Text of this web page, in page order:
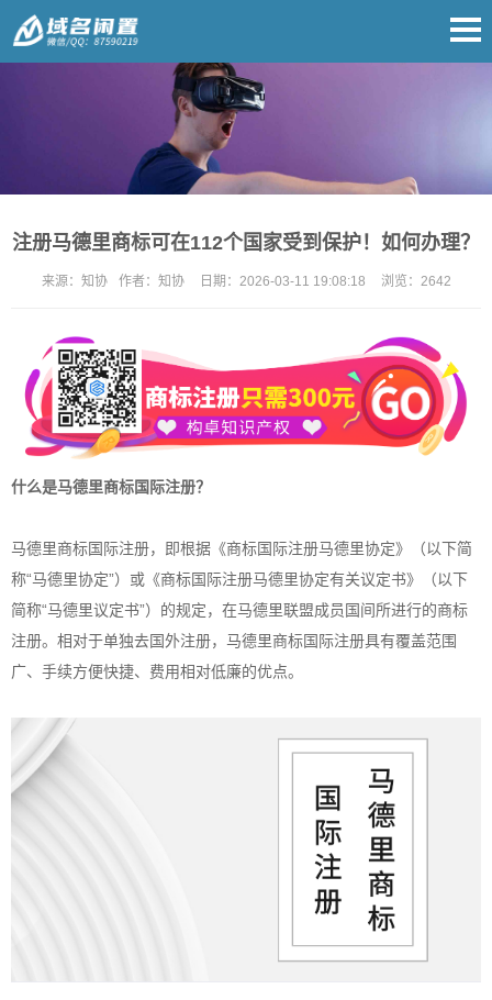
注册马德里商标可在112个国家受到保护！如何办理？
来源： 知协 作者： 知协 日期： 2026-03-11 19:08:18 浏览： 2642
什么是马德里商标国际注册？
马德里商标国际注册，即根据《商标国际注册马德里协定》（以下简
称“马德里协定”）或《商标国际注册马德里协定有关议定书》（以下
简称“马德里议定书”）的规定，在马德里联盟成员国间所进行的商标
注册。相对于单独去国外注册，马德里商标国际注册具有覆盖范围
广、手续方便快捷、费用相对低廉的优点。